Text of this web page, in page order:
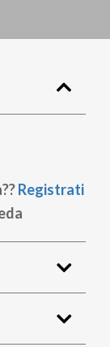
Registrati